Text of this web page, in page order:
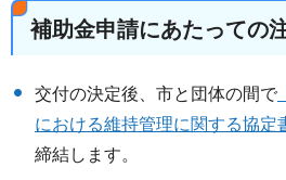
補助金申請にあたっての
交付の決定後、市と団体の間で
における維持管理に関する協定
締結します。